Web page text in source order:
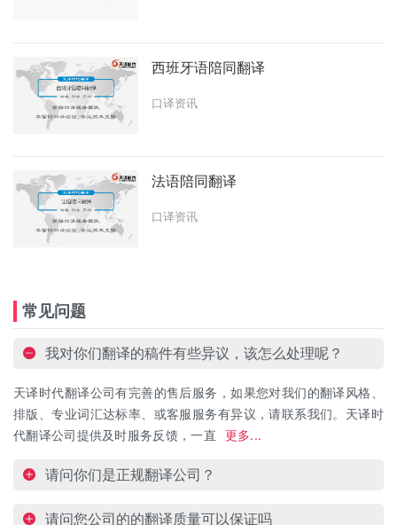
西班牙语陪同翻译
口译资讯
法语陪同翻译
口译资讯
常见问题
我对你们翻译的稿件有些异议，该怎么处理呢？
天译时代翻译公司有完善的售后服务，如果您对我们的翻译风格、
排版、专业词汇达标率、或客服服务有异议，请联系我们。天译时
代翻译公司提供及时服务反馈，一直
更多...
请问你们是正规翻译公司？
请问您公司的的翻译质量可以保证吗